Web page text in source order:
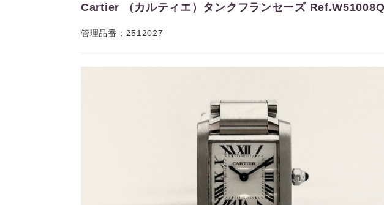
Cartier （カルティエ）タンクフランセーズ
管理品番：2512027